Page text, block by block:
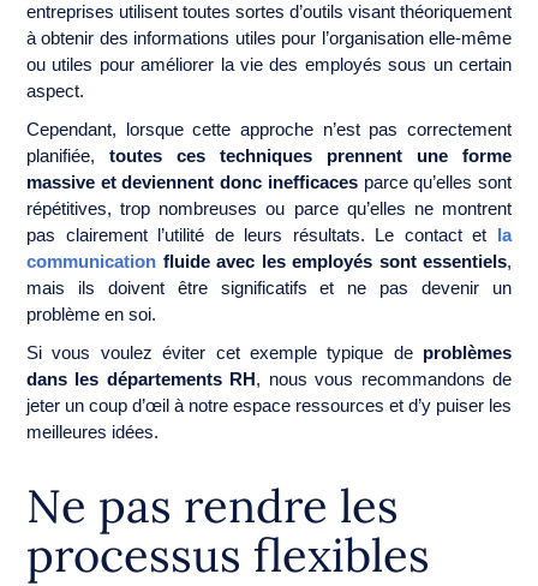
entreprises utilisent toutes sortes d’outils visant théoriquement
à obtenir des informations utiles pour l’organisation elle-même
ou utiles pour améliorer la vie des employés sous un certain
aspect.
Cependant, lorsque cette approche n’est pas correctement
planifiée, toutes ces techniques prennent une forme
massive et deviennent donc inefficacesparce qu’elles sont
répétitives, trop nombreuses ou parce qu’elles ne montrent
pas clairement l’utilité de leurs résultats. Le contact et
la
communication fluide avec les employés sont essentiels,
mais ils doivent être significatifs et ne pas devenir un
problème en soi.
Si vous voulez éviter cet exemple typique de problèmes
dans les départements RH , nous vous recommandons de
jeter un coup d’œil à notre espace ressources et d’y puiser les
meilleures idées.
Ne pas rendre les
processus flexibles